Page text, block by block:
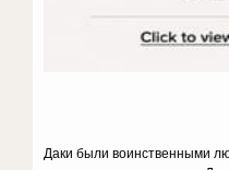
Даки были воинственными